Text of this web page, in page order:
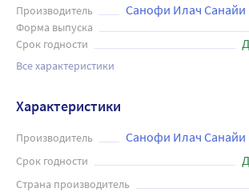
Производитель Санофи Илач
Форма выпуска
Срок годности
Все характеристики
Характеристики
Производитель Санофи Илач
Срок годности
Страна производитель